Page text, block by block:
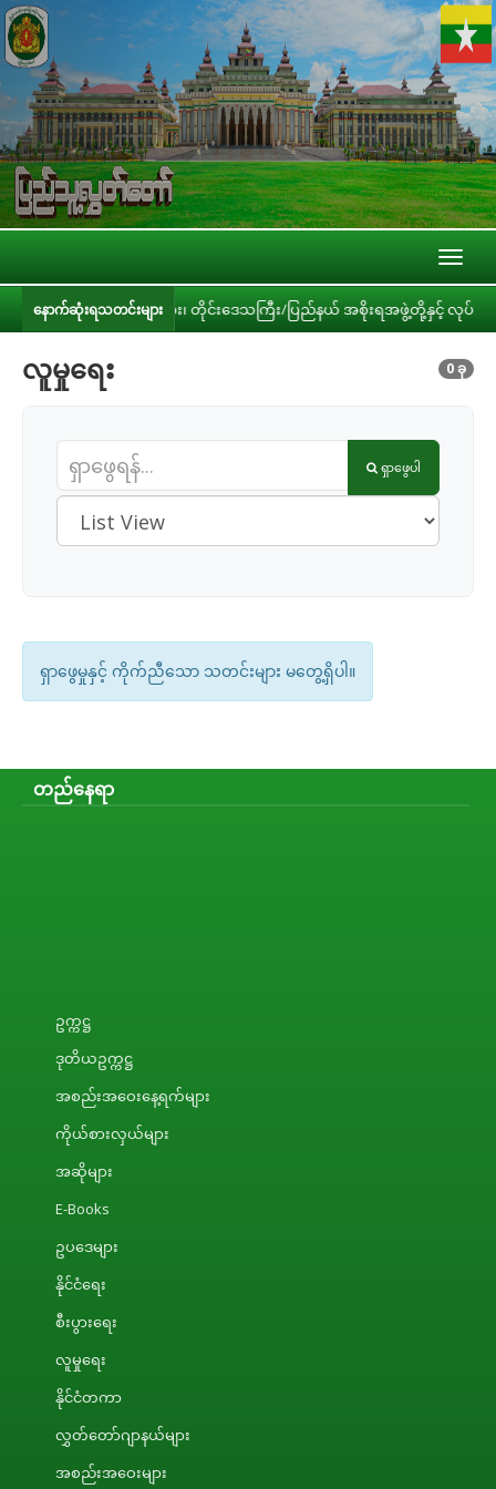
နောက်ဆုံးရသတင်းများ
း၊ ဝန်ကြီးဌာနများ၊ တိုင်းဒေသကြီး/ပြည်နယ် အစိုးရအဖွဲ့တို့နှင့် လုပ်ငန်းညှိ
လူမှုရေး 0 ခု
ရှာဖွေပါ
ရှာဖွေမှုနှင့် ကိုက်ညီသော သတင်းများ မတွေ့ရှိပါ။
တည်နေရာ
ဥက္ကဋ္ဌ
ဒုတိယဥက္ကဋ္ဌ
အစည်းအဝေးနေ့ရက်များ
ကိုယ်စားလှယ်များ
အဆိုများ
E-Books
ဥပဒေများ
နိုင်ငံရေး
စီးပွားရေး
လူမှုရေး
နိုင်ငံတကာ
လွှတ်တော်ဂျာနယ်များ
အစည်းအဝေးများ